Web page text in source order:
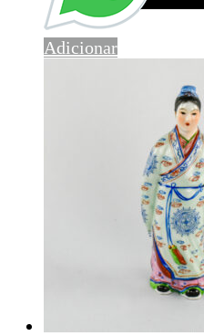
Adicionar